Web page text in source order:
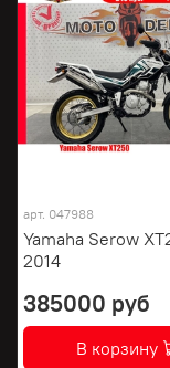
арт. 047988
Yamaha Serow
2014
385000 руб
В корзину